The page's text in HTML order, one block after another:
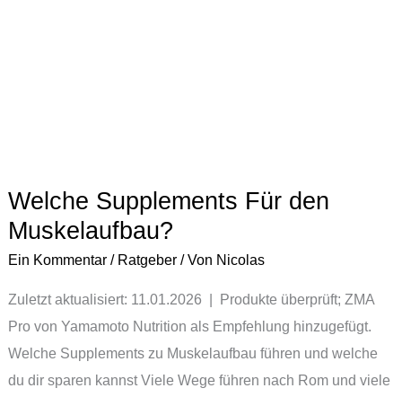
Welche Supplements Für den
Muskelaufbau?
Ein Kommentar / Ratgeber/ Von Nicolas
Zuletzt aktualisiert: 11.01.2026 | Produkte überprüft; ZMA
Pro von Yamamoto Nutrition als Empfehlung hinzugefügt.
Welche Supplements zu Muskelaufbau führen und welche
du dir sparen kannst Viele Wege führen nach Rom und viele